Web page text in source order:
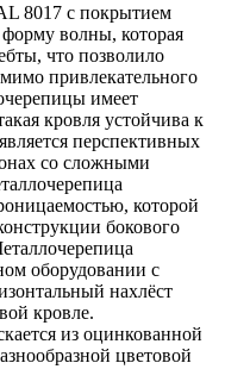
8017 с покрытием
волны, которая
что позволило
привлекательного
имеет
кровля устойчива к
перспективных
со сложными
которой
бокового
оборудовании с
нахлёст
кровле.
из оцинкованной
цветовой